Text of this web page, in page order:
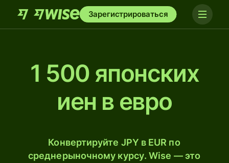
Зарегистрироваться
1 500 японских
иен в евро
Конвертируйте JPY в EUR по
среднерыночному курсу. Wise — это